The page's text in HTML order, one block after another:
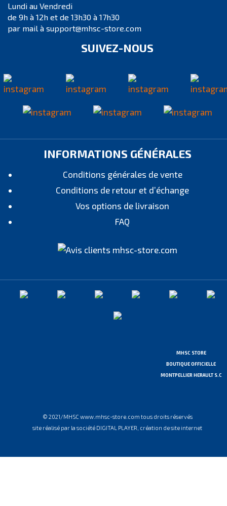
Lundi au Vendredi
de 9h à 12h et de 13h30 à 17h30
par mail à support@mhsc-store.com
SUIVEZ-NOUS
INFORMATIONS GÉNÉRALES
Conditions générales de vente
Conditions de retour et d’échange
Vos options de livraison
FAQ
MHSC STORE
BOUTIQUE OFFICIELLE
MONTPELLIER HERAULT S.C
© 2021/MHSC www.mhsc-store.com tous droits réservés
site réalisé par la société DIGITAL PLAYER, création de site internet